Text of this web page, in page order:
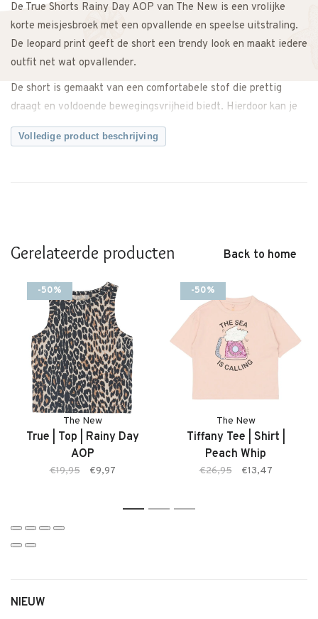
De True Shorts Rainy Day AOP van The New is een vrolijke
korte meisjesbroek met een opvallende en speelse uitstraling.
De leopard print geeft de short een trendy look en maakt iedere
outfit net wat opvallender.
De short is gemaakt van een comfortabele stof die prettig
draagt en voldoende bewegingsvrijheid biedt. Hierdoor kan je
kindje vrij bewegen tijdens het spelen, rennen en ontdekken.
Combineer de True Shorts met een basic T-shirt voor een
samenbrengt.
adviseren je graag.
Kenmerken
• Korte meisjesbroek van The New
• Model: True Shorts
• Kleur: Rainy Day AOP (leopard print)
• Opvallende all-over print
• Comfortabele pasvorm
• Zachte stof
• Makkelijk te combineren
Volledige product beschrijving
Gerelateerde producten Back to home
-50%
The New
True | Top | Rainy Day
AOP
€19,95 €9,97
-50%
The New
Tiffany Tee | Shirt |
Peach Whip
€26,95 €13,47
1 2 3
NIEUW